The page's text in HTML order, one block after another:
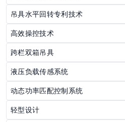
吊具水平回转专利技术
高效操控技术
跨栏双箱吊具
液压负载传感系统
动态功率匹配控制系统
轻型设计